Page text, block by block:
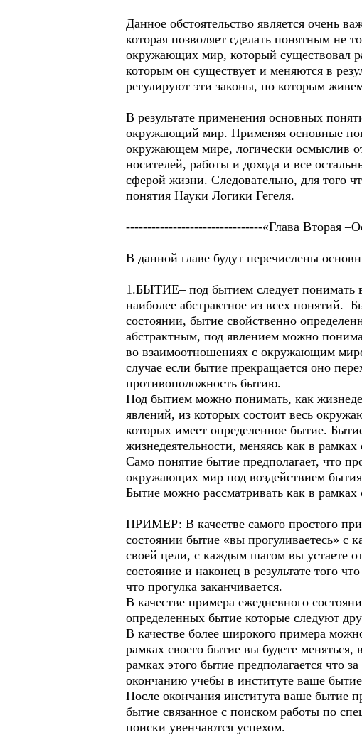
Данное обстоятельство является очень
которая позволяет сделать понятным не
окружающих мир, который существовал
которым он существует и меняются в
регулируют эти законы, по которым
В результате применения основных
окружающий мир. Применяя основные
окружающем мире, логически осмыслив
носителей, работы и дохода и все
сферой жизни. Следовательно, для того
понятия Науки Логики Гегеля.
--------------------------------«Глава Вторая
В данной главе будут перечислены
1.БЫТИЕ– под бытием следует понимать
наиболее абстрактное из всех понятий.
состоянии, бытие свойственно
абстрактным, под явлением можно
во взаимоотношениях с окружающим
случае если бытие прекращается оно
противоположность бытию.
Под бытием можно понимать, как
явлений, из которых состоит весь
которых имеет определенное бытие.
жизнедеятельности, меняясь как в
Само понятие бытие предполагает, что
окружающих мир под воздействием
Бытие можно рассматривать как в
ПРИМЕР: В качестве самого простого
состоянии бытие «вы прогуливаетесь»
своей цели, с каждым шагом вы устаете
состояние и наконец в результате того
что прогулка заканчивается.
В качестве примера ежедневного
определенных бытие которые следуют
В качестве более широкого примера
рамках своего бытие вы будете
рамках этого бытие предполагается что
окончанию учебы в институте ваше бытие
После окончания института ваше бытие
бытие связанное с поиском работы по
поиски увенчаются успехом.